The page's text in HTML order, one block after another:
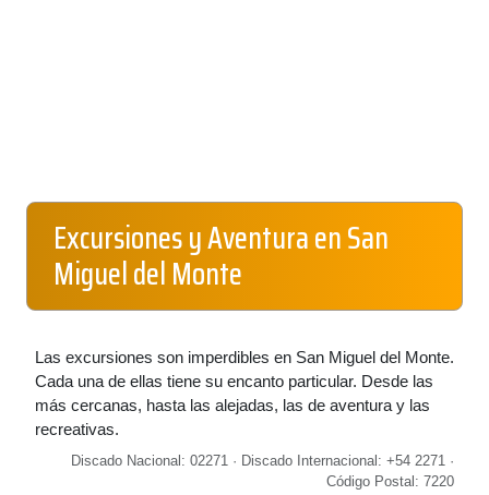
Excursiones y Aventura en San
Miguel del Monte
Las excursiones son imperdibles en San Miguel del Monte.
Cada una de ellas tiene su encanto particular. Desde las
más cercanas, hasta las alejadas, las de aventura y las
recreativas.
Discado Nacional: 02271 · Discado Internacional: +54 2271 ·
Código Postal: 7220